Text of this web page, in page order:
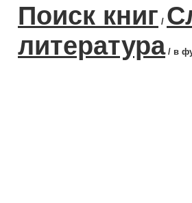
Поиск книг /
литература/ в